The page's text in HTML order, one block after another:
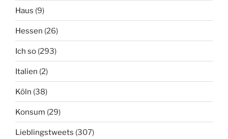
Haus (9)
Hessen (26)
Ich so (293)
Italien (2)
Köln (38)
Konsum (29)
Lieblingstweets (307)